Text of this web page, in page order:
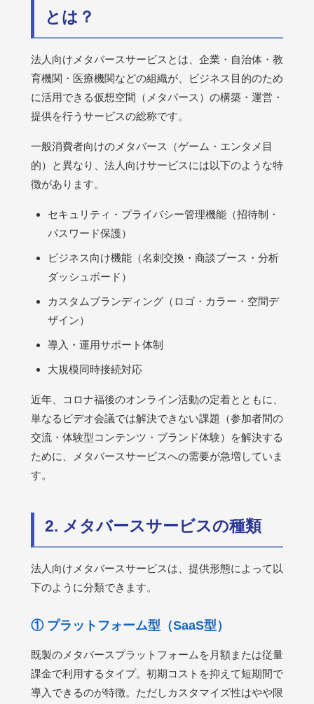
とは？
法人向けメタバースサービスとは、企業・自治体・教
育機関・医療機関などの組織が、ビジネス目的のため
に活用できる仮想空間（メタバース）の構築・運営・
提供を行うサービスの総称です。
一般消費者向けのメタバース（ゲーム・エンタメ目
的）と異なり、法人向けサービスには以下のような特
徴があります。
セキュリティ・プライバシー管理機能（招待制・
パスワード保護）
ビジネス向け機能（名刺交換・商談ブース・分析
ダッシュボード）
カスタムブランディング（ロゴ・カラー・空間デ
ザイン）
導入・運用サポート体制
大規模同時接続対応
近年、コロナ福後のオンライン活動の定着とともに、
単なるビデオ会議では解決できない課題（参加者間の
交流・体験型コンテンツ・ブランド体験）を解決する
ために、メタバースサービスへの需要が急増していま
す。
2. メタバースサービスの種類
法人向けメタバースサービスは、提供形態によって以
下のように分類できます。
① プラットフォーム型（SaaS型）
既製のメタバースプラットフォームを月額または従量
課金で利用するタイプ。初期コストを抑えて短期間で
導入できるのが特徴。ただしカスタマイズ性はやや限